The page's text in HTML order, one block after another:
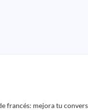
francés: mejora tu